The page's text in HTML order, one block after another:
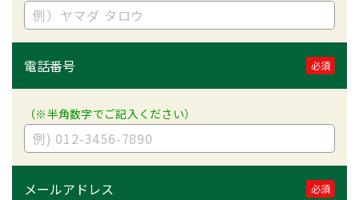
電話番号 必須
（※半角数字でご記入ください）
メールアドレス 必須